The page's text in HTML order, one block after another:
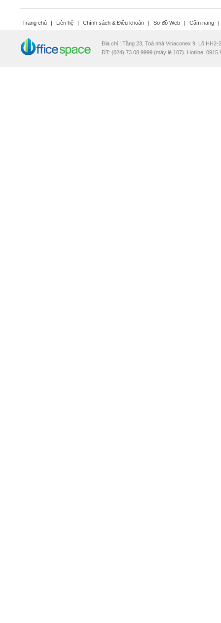
Trang chủ | Liên hệ | Chính sách & Điều khoản | Sơ đồ Web | Cẩm nang |
Đia chỉ : Tầng 23, Toà nhà Vinaconex 9, Lô
ĐT: (024) 73 08 9999 (máy lẻ 107). Hotline: 0915